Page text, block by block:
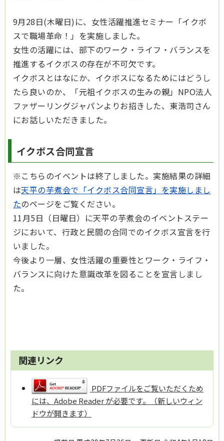
9月28日(木曜日)に、女性活躍推進セミナー「イクボ
スで職場革命！」を実施しました。
女性の活躍には、部下のワーク・ライフ・バランスを
推進するイクボスの存在が不可欠です。
イクボスとはなにか、イクボスになるためにはどうし
たら良いのか、「元祖イクボスの生みの親」NPO法人
ファザーリングジャパンよりお招きした、東浩司さん
にお話しいただきました。
イクボス合同宣言
※こちらのイベントは終了しました。実施結果の詳細
は天平の芋煮会で「イクボス合同宣言」を実施しまし
たのページをご覧ください。
11月5日（日曜日）に天平の芋煮会のイベントステー
ジにおいて、行政と民間の合同でのイクボス宣言を行
いました。
今後より一層、女性活躍の重要性とワーク・ライフ・
バランスに向けた意識改革を図ることを宣言しまし
た。
関連リンク
PDFファイルをご覧いただくため
には、Adobe Reader が必要です。（新しいウィン
ドウが開きます）